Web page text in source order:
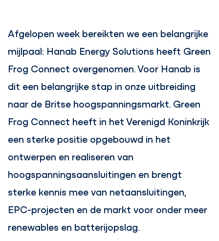
Afgelopen week bereikten we een belangrijke
mijlpaal: Hanab Energy Solutions heeft Green
Frog Connect overgenomen. Voor Hanab is
dit een belangrijke stap in onze uitbreiding
naar de Britse hoogspanningsmarkt. Green
Frog Connect heeft in het Verenigd Koninkrijk
een sterke positie opgebouwd in het
ontwerpen en realiseren van
hoogspanningsaansluitingen en brengt
sterke kennis mee van netaansluitingen,
EPC-projecten en de markt voor onder meer
renewables en batterijopslag.